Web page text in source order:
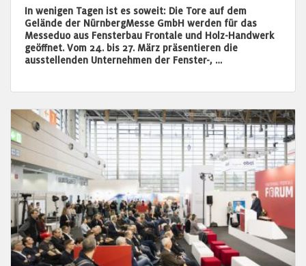
In wenigen Tagen ist es soweit: Die Tore auf dem
Gelände der NürnbergMesse GmbH werden für das
Messeduo aus Fensterbau Frontale und Holz-Handwerk
geöffnet. Vom 24. bis 27. März präsentieren die
ausstellenden Unternehmen der Fenster-, …